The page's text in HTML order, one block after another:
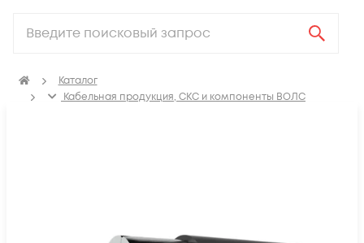
Каталог
Кабельная продукция, СКС и компоненты ВОЛС